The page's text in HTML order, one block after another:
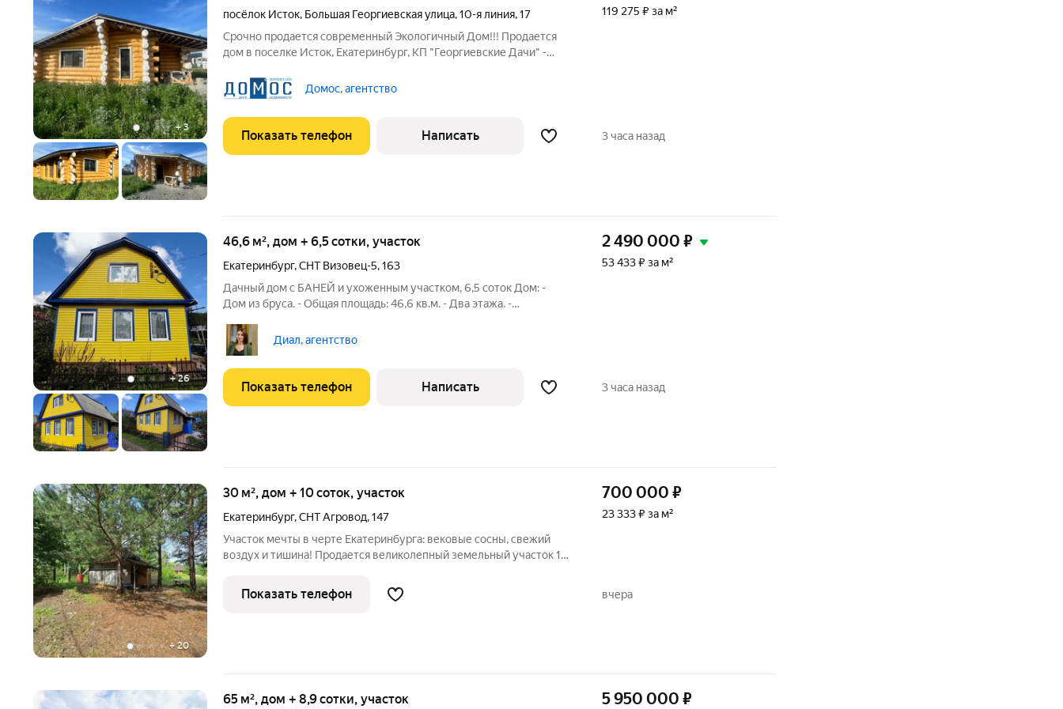
+3
посёлок Исток, Большая Георгиевская улица,10-я линия,17
Срочно продается современный Экологичный Дом!!! Продается
дом в поселке Исток, Екатеринбург, КП "Георгиевские Дачи" -
вариант для тех, кто хочет создать интерьер «под себя», но уже
сейчас
Домос, агентство
119 275 ₽ за м²
Показать телефон Написать 3 часа назад
+26
46,6 м², дом + 6,5 сотки, участок
Екатеринбург,СНТ Визовец-5,163
Дачный дом с БАНЕЙ и ухоженным участком, 6,5 соток Дом: -
Дом из бруса. - Общая площадь: 46,6 кв.м. - Два этажа. -
и одна комната на втором. Отопление: - Русская печь на дровах. -
Диал, агентство
2 490 000 ₽
53 433 ₽ за м²
Показать телефон Написать 3 часа назад
+20
30 м², дом + 10 соток, участок
Екатеринбург,СНТ Агровод,147
Участок мечты в черте Екатеринбурга: вековые сосны, свежий
воздух и тишина! Продается великолепный земельный участок 10
место для строительства дачи или загородного дома, где вы
сможете
700 000 ₽
23 333 ₽ за м²
Показать телефон вчера
65 м², дом + 8,9 сотки, участок 5 950 000 ₽